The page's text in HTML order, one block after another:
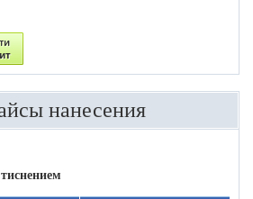
нанесения